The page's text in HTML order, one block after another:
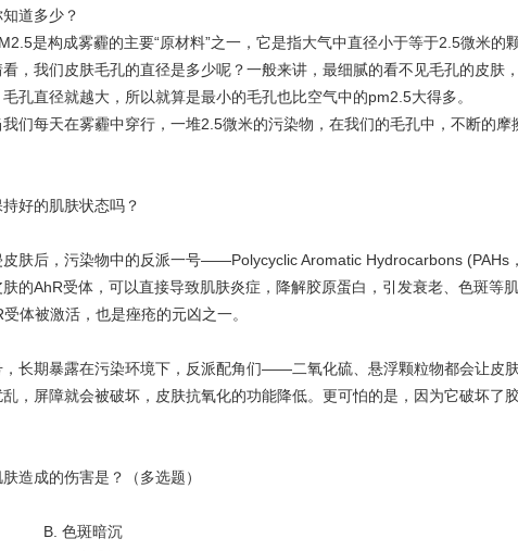
道多少？
是构成雾霾的主要“原材料”之一，它是指大气中直径小于等于2.5微米的颗
，我们皮肤毛孔的直径是多少呢？一般来讲，最细腻的看不见毛孔的皮肤
孔直径就越大，所以就算是最小的毛孔也比空气中的pm2.5大得多。
们每天在雾霾中穿行，一堆2.5微米的污染物，在我们的毛孔中，不断的摩
好的肌肤状态吗？
皮肤后，污染物中的反派一号——Polycyclic Aromatic Hydrocarbons (PAHs
的AhR受体，可以直接导致肌肤炎症，降解胶原蛋白，引发衰老、色斑等
体被激活，也是痤疮的元凶之一。
，长期暴露在污染环境下，反派配角们——二氧化硫、悬浮颗粒物都会让皮
，屏障就会被破坏，皮肤抗氧化的功能降低。更可怕的是，因为它破坏了
造成的伤害是？（多选题）
B. 色斑暗沉